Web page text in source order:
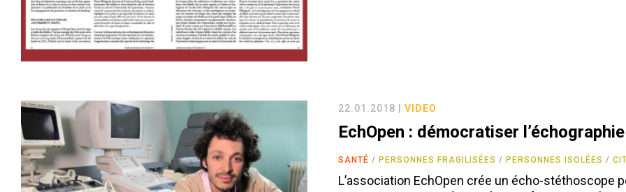
22.01.2018 |VIDEO
EchOpen : démocratiser l’échographie
SANTÉ PERSONNES FRAGILISÉES PERSONNES ISOLÉES
L’association EchOpen crée un écho-stéthoscope